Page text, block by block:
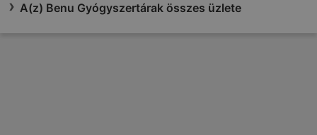
A(z) Benu Gyógyszertárak összes üzlete